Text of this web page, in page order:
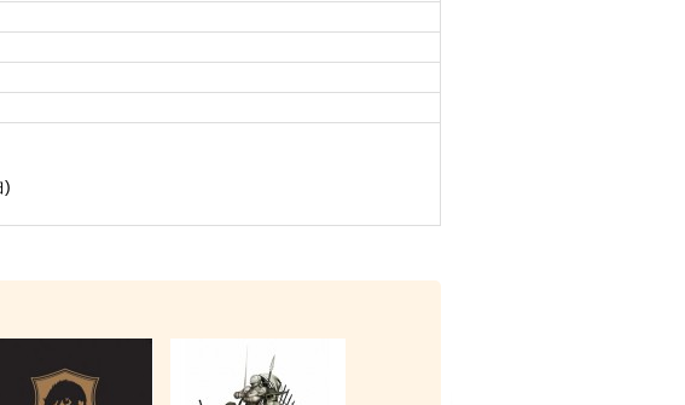
)